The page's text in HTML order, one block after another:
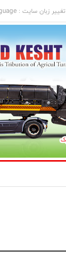
تغییر زبان سایت :